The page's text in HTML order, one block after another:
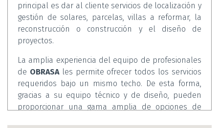
principal es dar al cliente servicios de localización y
gestión de solares, parcelas, villas a reformar, la
reconstrucción o construcción y el diseño de
proyectos.
La amplia experiencia del equipo de profesionales
de OBRASAles permite ofrecer todos los servicios
requeridos bajo un mismo techo. De esta forma,
gracias a su equipo técnico y de diseño, pueden
proporcionar una gama amplia de opciones de